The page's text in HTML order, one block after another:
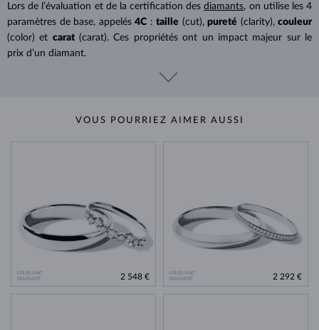
Lors de l’évaluation et de la certification desdiamants, on utilise les 4
paramètres de base, appelés 4C : taille (cut), pureté (clarity), couleur
(color) et carat (carat). Ces propriétés ont un impact majeur sur le
prix d’un diamant.
VOUS POURRIEZ AIMER AUSSI
OR BLANC
DIAMANT
2 548 €
OR BLANC
DIAMANT
2 292 €